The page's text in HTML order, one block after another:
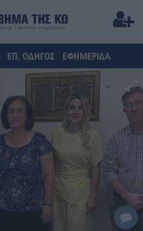
ΕΠ. ΟΔΗΓΟΣ ΕΦΗΜΕΡΙΔΑ